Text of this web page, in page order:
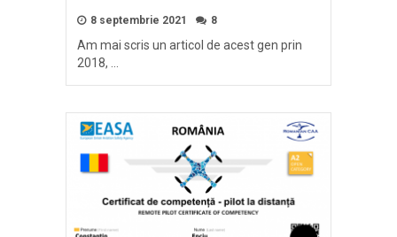
8 septembrie 2021 8
Am mai scris un articol de acest gen prin
2018, …